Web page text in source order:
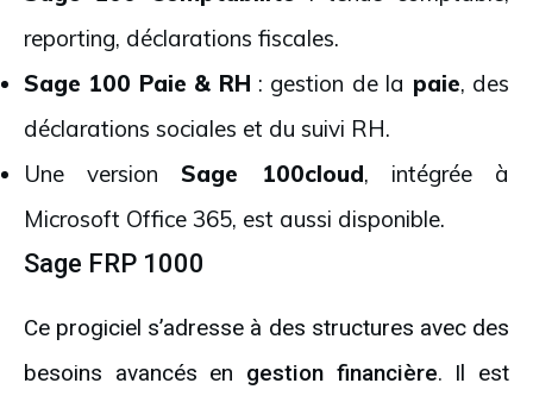
reporting, déclarations fiscales.
Sage 100 Paie & RH : gestion de la paie, des
déclarations sociales et du suivi RH.
Une versionSage 100cloud, intégrée à
Microsoft Office 365, est aussi disponible.
Sage FRP 1000
Ce progiciel s’adresse à des structures avec des
besoins avancés en gestion financière. Il est